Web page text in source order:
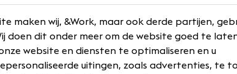
Ben jij een ervaren Cloud & Azure
omgevingen? Als Level 3 Cloud & Azure
ben je verantwoordelijk voor het
complexe cloudomgevingen. Je werkt
maken wij, &Work, maar ook derde partijen,
doen dit onder meer om de website goed te
website en diensten te optimaliseren en u
uitingen, zoals advertenties, te